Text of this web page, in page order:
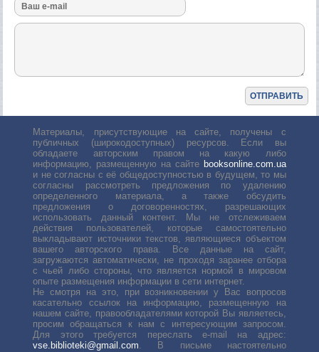
Материалы, присутствующие на сайте, получены с
публичных (широкодоступных) ресурсов. Если вы
обладаете авторским правом на какую либо
информацию, размещенную на сайте booksonline.com.ua
и не согласны с её общедоступностью в будущем, то мы
согласны рассмотреть предложения по удалению
определенного материала, а также обсудить
предложения о договоренностях, разрешающих
использовать данный контент. Мы не отслеживаем
действия пользователей, которые самостоятельно
выкладывают источники текстов, являющиеся объектом
вашего авторского права. Все данные на сайт,
загружаются автоматически, не проходя заранее отбора
с чьей либо стороны, что является нормой в мировом
опыте размещения информации в сети интернет.
Не смотря на это, при возникновении у Вас вопросов
касательно ссылок на информацию, размещенную на
нашем сайте, правообладателями которой Вы являетесь,
просим обращаться к нам с интересующим запросом.
Для этого требуется переслать е-mail на адрес:
vse.biblioteki@gmail.com. В письме настоятельно